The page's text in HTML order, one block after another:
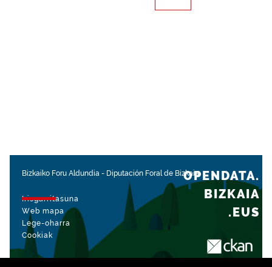
Bizkaiko Foru Aldundia - Diputación Foral de Bizkaia
Irisgarritasuna
Web mapa
Lege-oharra
Cookiak
OPENDATA.
BIZKAIA
.EUS